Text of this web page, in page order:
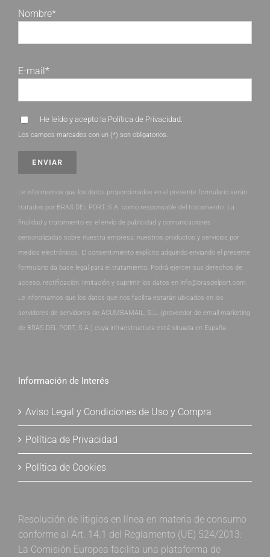
Nombre*
E-mail*
He leído y acepto la Política de Privacidad.
Los campos marcados con un (*) son obligatorios.
Le informamos que los datos proporcionados en el presente formulario serán
tratados por BRAS DEL PORT, S.A. como responsable del tratamiento. La
finalidad y tratamiento es el envío de publicidad y comunicaciones
personalizadas sobre nuestra empresa, nuestros productos y servicios por
medios electrónicos. El consentimiento explícito adquirido enviando el presente
formulario da base legal para el tratamiento. Podrá ejercer sus derechos de
acceso, rectificación, limitación y suprimir los datos en info@brasdelport.com.
Le informamos que los datos que nos facilita estarán ubicados en los
servidores de servidores de ACUMBAMAIL, S.L. (proveedor de email marketing
de BRAS DEL PORT, S.A.) cuya infraestructura está situada en España.
Información de Interés
Aviso Legal y Condiciones de Uso y Compra
Política de Privacidad
Política de Cookies
Resolución de litigios en línea en materia de consumo
conforme al Art. 14.1 del Reglamento (UE) 524/2013:
La Comisión Europea facilita una plataforma de